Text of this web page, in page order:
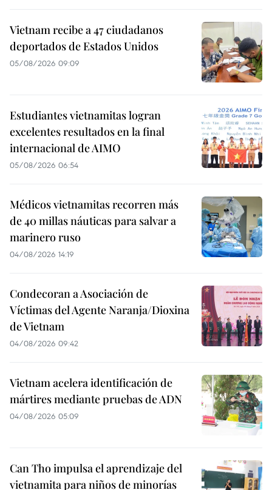
Vietnam recibe a 47 ciudadanos
deportados de Estados Unidos
05/08/2026 09:09
Estudiantes vietnamitas logran
excelentes resultados en la final
internacional de AIMO
05/08/2026 06:54
Médicos vietnamitas recorren más
de 40 millas náuticas para salvar a
marinero ruso
04/08/2026 14:19
Condecoran a Asociación de
Víctimas del Agente Naranja/Dioxina
de Vietnam
04/08/2026 09:42
Vietnam acelera identificación de
mártires mediante pruebas de ADN
04/08/2026 05:09
Can Tho impulsa el aprendizaje del
vietnamita para niños de minorías